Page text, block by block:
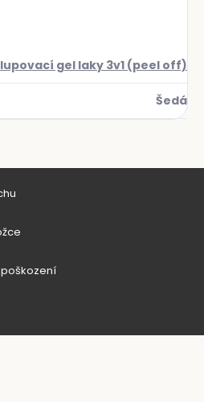
gel laky 3v1 (peel off)
Šedá